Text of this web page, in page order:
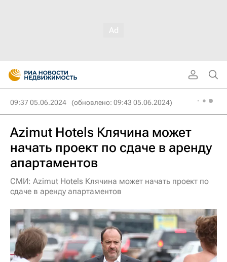
09:37 05.06.2024 (обновлено: 09:43 05.06.2024)
Azimut Hotels Клячина может
начать проект по сдаче в аренду
апартаментов
СМИ: Azimut Hotels Клячина может начать проект по
сдаче в аренду апартаментов